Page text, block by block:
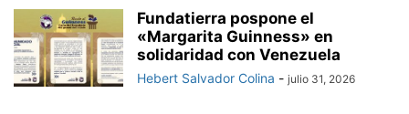
Fundatierra pospone el
«Margarita Guinness» en
solidaridad con Venezuela
Hebert Salvador Colina - julio 31, 2026